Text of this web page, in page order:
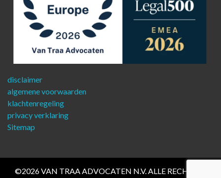
disclaimer
algemene voorwaarden
klachtenregeling
privacy verklaring
Sitemap
©2026 VAN TRAA ADVOCATEN N.V. ALLE RECHTEN